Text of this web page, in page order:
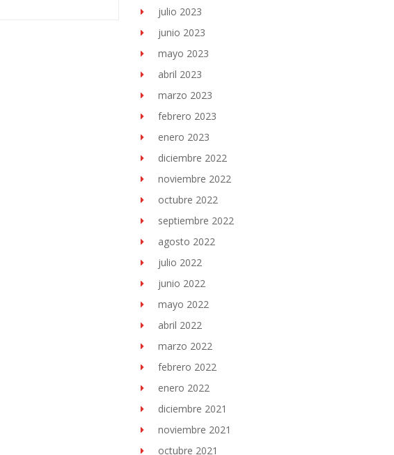
julio 2023
junio 2023
mayo 2023
abril 2023
marzo 2023
febrero 2023
enero 2023
diciembre 2022
noviembre 2022
octubre 2022
septiembre 2022
agosto 2022
julio 2022
junio 2022
mayo 2022
abril 2022
marzo 2022
febrero 2022
enero 2022
diciembre 2021
noviembre 2021
octubre 2021